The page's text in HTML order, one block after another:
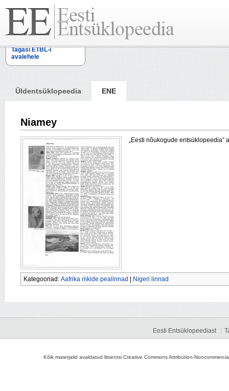
Tagasi ETBL-i
avalehele
Üldentsüklopeedia ENE
Niamey
„Eesti nõukogude entsüklopeedia”
Kategooriad: Aafrika riikide pealinnad Nigeri linnad
Eesti Entsüklopeediast
Kõik materjalid avaldatud litsentsi Creative Commons Attribution-